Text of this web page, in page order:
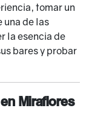
tomar un
una de las
la esencia de
bares y probar
Miraflores